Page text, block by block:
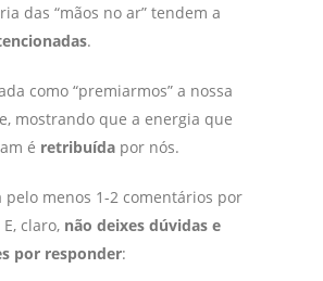
das “mãos no ar” tendem a
.
como “premiarmos” a nossa
mostrando que a energia que
é retribuída por nós.
pelo menos 1-2 comentários por
claro, não deixes dúvidas e
por responder: